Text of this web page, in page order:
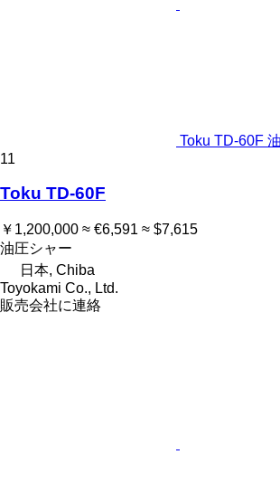
Toku TD-60F
11
Toku TD-60F
￥1,200,000 ≈ €6,591 ≈ $7,615
油圧シャー
日本, Chiba
Toyokami Co., Ltd.
販売会社に連絡